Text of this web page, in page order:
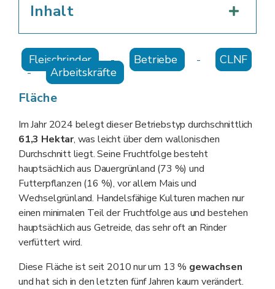
Inhalt
Fleischrinder - Betriebe -
CLNF
- Arbeitskräfte
Fläche
Im Jahr 2024 belegt dieser Betriebstyp durchschnittlich
61,3 Hektar, was leicht über dem wallonischen
Durchschnitt liegt. Seine Fruchtfolge besteht
hauptsächlich aus Dauergrünland (73 %) und
Futterpflanzen (16 %), vor allem Mais und
Wechselgrünland. Handelsfähige Kulturen machen nur
einen minimalen Teil der Fruchtfolge aus und bestehen
hauptsächlich aus Getreide, das sehr oft an Rinder
verfüttert wird.
Diese Fläche ist seit 2010 nur um 13 % gewachsen
und hat sich in den letzten fünf Jahren kaum verändert.